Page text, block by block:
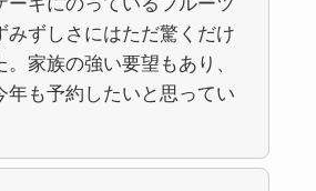
みずしさにはただ驚くだけ
。家族の強い要望もあり、
年も予約したいと思ってい